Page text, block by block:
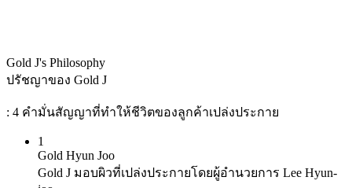
Gold J's Philosophy
ปรัชญาของ Gold J
: 4 คำมั่นสัญญาที่ทำให้ชีวิตของลูกค้าเปล่งประกาย
1
Gold Hyun Joo
Gold J มอบผิวที่เปล่งประกายโดยผู้อำนวยการ Lee Hyun-